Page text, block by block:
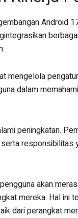
Android
mengelola
dalam
peningkatan.
responsibilitas
akan
mereka. Hal ini
dari perangkat